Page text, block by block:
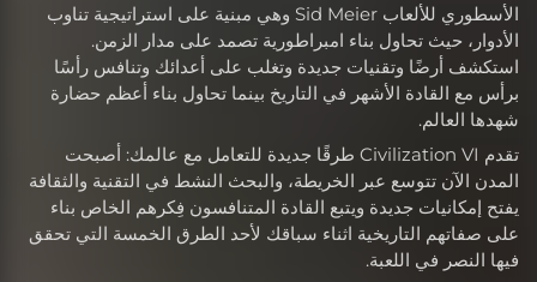
الأسطوري للألعاب Sid Meier وهي مبنية على استراتيجية تناوب
الأدوار، حيث تحاول بناء امبراطورية تصمد على مدار الزمن.
استكشف أرضًا وتقنيات جديدة وتغلب على أعدائك وتنافس رأسًا
برأس مع القادة الأشهر في التاريخ بينما تحاول بناء أعظم حضارة
شهدها العالم.
تقدم Civilization VI طرقًا جديدة للتعامل مع عالمك: أصبحت
المدن الآن تتوسع عبر الخريطة، والبحث النشط في التقنية والثقافة
يفتح إمكانيات جديدة ويتبع القادة المتنافسون فِكرهم الخاص بناء
على صفاتهم التاريخية اثناء سباقك لأحد الطرق الخمسة التي تحقق
فيها النصر في اللعبة.